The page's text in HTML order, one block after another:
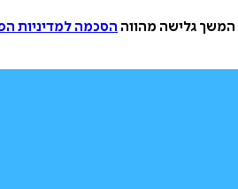
המשך גלישה מהווה הסכמה למדיניות